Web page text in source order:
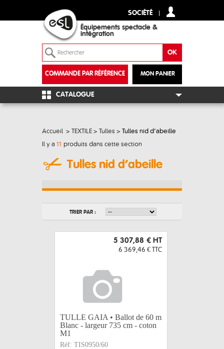
SOCIÉTÉ
Équipements spectacle &
intégration
MON PANIER
COMMANDE PAR RÉFÉRENCE
+
CATALOGUE
Accueil > TEXTILE > Tulles > Tulles nid d’abeille
Il y a 11 produits dans cette section
Tulles nid d’abeille
TRIER PAR :
5 307,88 € HT
6 369,46 € TTC
TULLE GAIA • Ballot de 60 m
Blanc - largeur 735 cm - coton
M1
Réf: TIS0950/60